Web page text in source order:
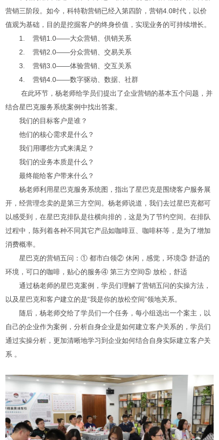
营销三阶段。如今，科特勒营销已经入第四阶，营销4.0时代，以价
值观为基础，目的是挖掘客户的终身价值，实现业务的可持续增长。
1. 营销1.0——大众营销、供销关系
2. 营销2.0——分众营销、交易关系
3. 营销3.0——体验营销、交互关系
4. 营销4.0——数字驱动、数据、社群
在此环节，杨老师给学员们提出了企业营销的基本五个问题，并
结合星巴克服务系统案例中找出答案。
我们的目标客户是谁？
他们的核心需求是什么？
我们用哪些方式来满足？
我们的业务本质是什么？
最终能给客户带来什么？
杨老师利用星巴克服务系统图，指出了星巴克是围绕客户服务展
开，经营理念卖的是第三方空间。杨老师说道，我们去过星巴克都可
以感受到，在星巴克排队是往横向排的，这是为了节约空间。在排队
过程中，陈列着各种不同其它产品如咖啡豆、咖啡杯等，是为了增加
消费概率。
星巴克的营销五问：① 都市白领② 休闲，感觉，环境③ 舒适的
环境，可口的咖啡，贴心的服务④ 第三方空间⑤ 放松，舒适
通过杨老师的星巴克案例，学员们理解了营销五问的实操方法，
以及星巴克和客户建立的是“我是你的放松空间”领地关系。
随后，杨老师交给了学员们一个任务，每小组选出一个案主，以
自己的企业作为案例，分析自身企业是如何建立客户关系的，学员们
通过实操分析，更加清晰地学习到企业如何结合自身实际建立客户关
系 。